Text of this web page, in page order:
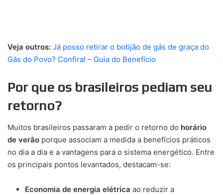
Veja outros: Já posso retirar o botijão de gás de graça do
Gás do Povo? Confira! – Guia do Benefício
Por que os brasileiros pediam seu
retorno?
Muitos brasileiros passaram a pedir o retorno do horário
de verão porque associam a medida a benefícios práticos
no dia a dia e a vantagens para o sistema energético. Entre
os principais pontos levantados, destacam-se:
Economia de energia elétrica ao reduzir a